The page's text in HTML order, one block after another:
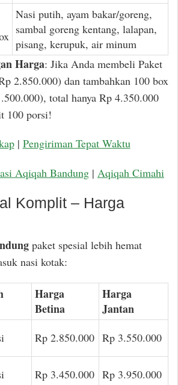
Nasi putih, ayam bakar/goreng,
sambal goreng kentang, lalapan,
pisang, kerupuk, air minum
Harga: Jika Anda membeli Paket
2.850.000) dan tambahkan 100 box
total hanya Rp 4.350.000
100 porsi!
| Pengiriman Tepat Waktu
Aqiqah Bandung | Aqiqah Cimahi
Komplit – Harga
paket spesial lebih hemat
nasi kotak:
Harga
Betina
Harga
Jantan
Rp 2.850.000 Rp 3.550.000
Rp 3.450.000 Rp 3.950.000